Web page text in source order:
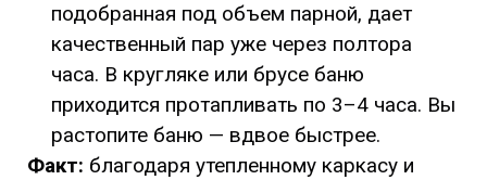
подобранная под объем парной, дает
качественный пар уже через полтора
часа. В кругляке или брусе баню
приходится протапливать по 3–4 часа. Вы
растопите баню — вдвое быстрее.
Факт: благодаря утепленному каркасу и